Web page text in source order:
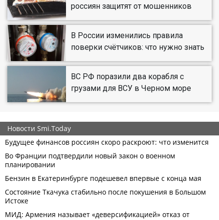
россиян защитят от мошенников
В России изменились правила
поверки счётчиков: что нужно знать
ВС РФ поразили два корабля с
грузами для ВСУ в Черном море